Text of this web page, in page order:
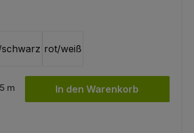
rot/weiß
Wert ein oder benutze die Schaltflächen
m In den Warenkorb